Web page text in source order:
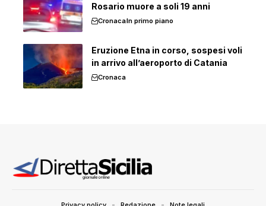
Rosario muore a soli 19 anni
CronacaIn primo piano
Eruzione Etna in corso, sospesi voli
in arrivo all’aeroporto di Catania
Cronaca